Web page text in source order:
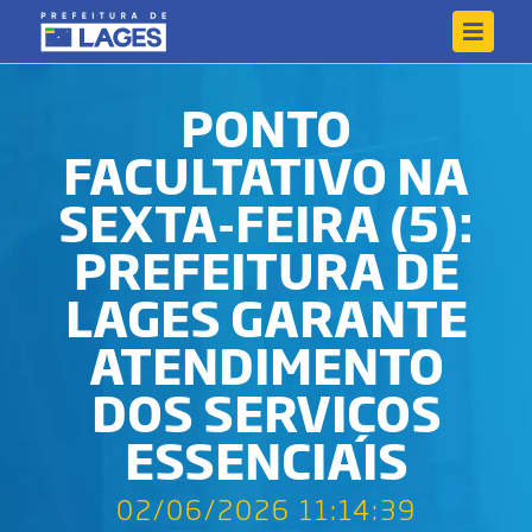
PONTO
FACULTATIVO NA
SEXTA-FEIRA (5):
PREFEITURA DE
LAGES GARANTE
ATENDIMENTO
DOS SERVIÇOS
ESSENCIAIS
02/06/2026 11:14:39